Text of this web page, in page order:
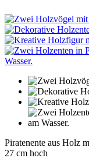
Piratenente aus Holz
27 cm hoch